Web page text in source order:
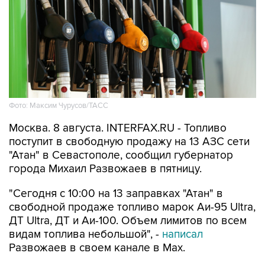
Фото: Максим Чурусов/ТАСС
Москва. 8 августа. INTERFAX.RU - Топливо
поступит в свободную продажу на 13 АЗС сети
"Атан" в Севастополе, сообщил губернатор
города Михаил Развожаев в пятницу.
"Сегодня с 10:00 на 13 заправках "Атан" в
свободной продаже топливо марок Аи-95 Ultra,
ДТ Ultra, ДТ и Аи-100. Объем лимитов по всем
видам топлива небольшой", - написал
Развожаев в своем канале в Max.